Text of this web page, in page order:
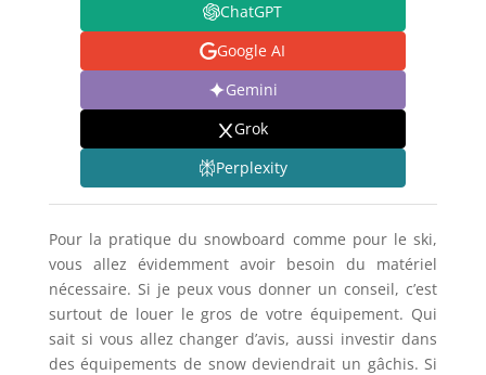
ChatGPT
Google AI
Gemini
Grok
Perplexity
Pour la pratique du snowboard comme pour le ski,
vous allez évidemment avoir besoin du matériel
nécessaire. Si je peux vous donner un conseil, c’est
surtout de louer le gros de votre équipement. Qui
sait si vous allez changer d’avis, aussi investir dans
des équipements de snow deviendrait un gâchis. Si